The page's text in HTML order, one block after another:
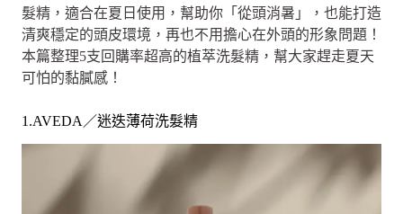
髮精，適合在夏日使用，幫助你「從頭消暑」，也能打造
清爽穩定的頭皮環境，再也不用擔心在外頭的形象問題！
本篇整理5支回購率超高的植萃洗髮精，幫大家趕走夏天
可怕的黏膩感！
1.AVEDA／迷迭薄荷洗髮精